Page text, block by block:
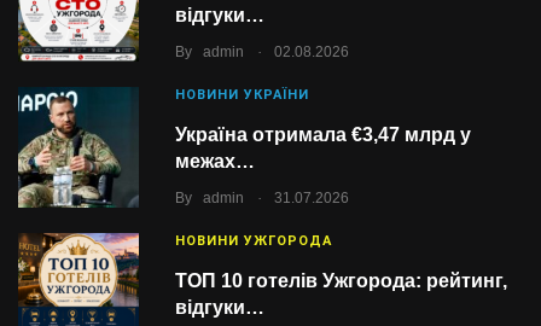
відгуки…
By admin . 02.08.2026
НОВИНИ УКРАЇНИ
Україна отримала €3,47 млрд у
межах…
By admin . 31.07.2026
НОВИНИ УЖГОРОДА
ТОП 10 готелів Ужгорода: рейтинг,
відгуки…